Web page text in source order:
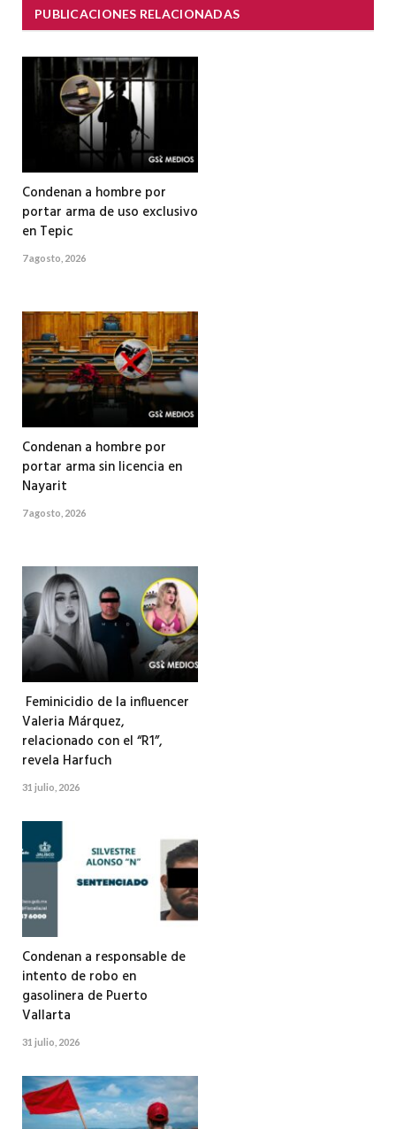
PUBLICACIONES RELACIONADAS
Condenan a hombre por
portar arma de uso exclusivo
en Tepic
7 agosto, 2026
Condenan a hombre por
portar arma sin licencia en
Nayarit
7 agosto, 2026
Feminicidio de la influencer
Valeria Márquez,
relacionado con el “R1”,
revela Harfuch
31 julio, 2026
Condenan a responsable de
intento de robo en
gasolinera de Puerto
Vallarta
31 julio, 2026